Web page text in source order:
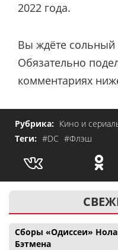
2022 года.
Вы ждёте
Обязательно
комментариях
Рубрика: Кино и
Теги: #DC #Флэш
Сборы «Одиссеи»
Бэтмена